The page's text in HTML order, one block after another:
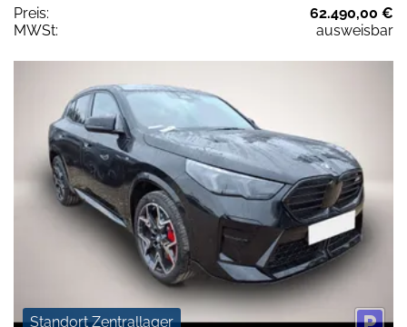
Preis:
62.490,00 €
MWSt:
ausweisbar
Standort Zentrallager